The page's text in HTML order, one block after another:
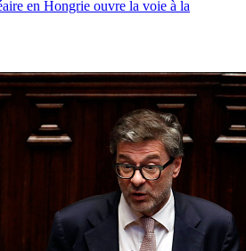
en Hongrie ouvre la voie à la